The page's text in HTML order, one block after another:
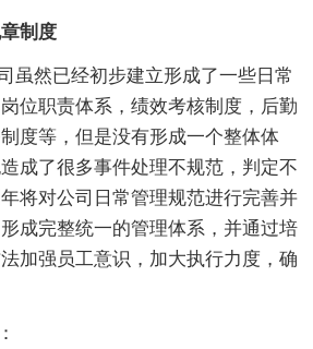
制度
虽然已经初步建立形成了一些日常
位职责体系，绩效考核制度，后勤
度等，但是没有形成一个整体体
成了很多事件处理不规范，判定不
将对公司日常管理规范进行完善并
成完整统一的管理体系，并通过培
加强员工意识，加大执行力度，确